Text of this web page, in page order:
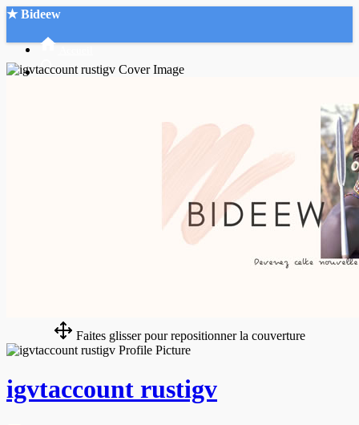
★ Bideew
Faites glisser pour repositionner la couverture
igvtaccount rustigv